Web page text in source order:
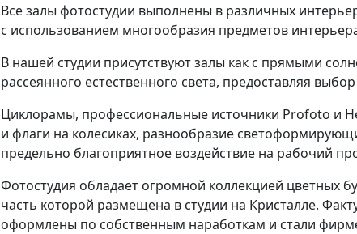
Все залы фотостудии выполнены в различных
с использованием многообразия предметов
В нашей студии присутствуют залы как с прямыми
рассеянного естественного света, предоставляя
Циклорамы, профессиональные источники Profoto и
и флаги на колесиках, разнообразие
предельно благоприятное воздействие на рабочий
Фотостудия обладает огромной коллекцией цветных
часть которой размещена в студии на Кристалле.
оформлены по собственным наработкам и стали